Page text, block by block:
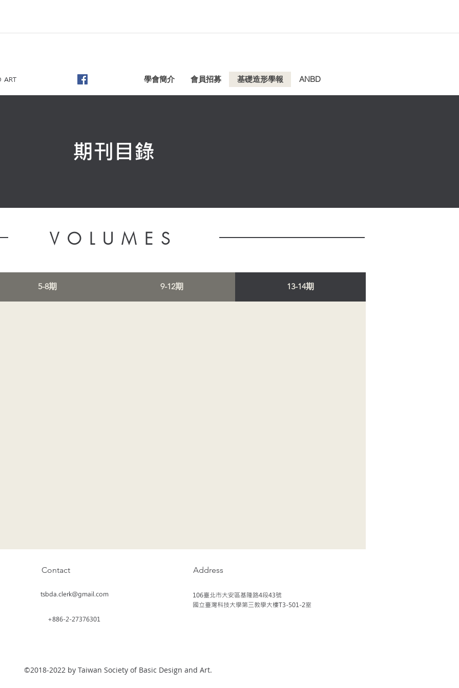
ART 學會簡介 會員招募 基礎造形學報 ANBD
期刊目錄
VOLUMES
5-8期 9-12期 13-14期
Contact
tsbda.clerk@gmail.com
Address
106臺北市大安區基隆路4段43號
國立臺灣科技大學第三教學大樓T3-501-2室
+886-2-27376301
©2018-2022 by Taiwan Society of Basic Design and Art.